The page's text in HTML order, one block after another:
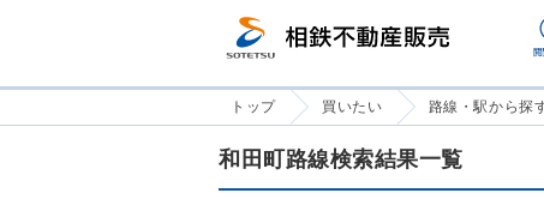
トップ 買いたい 路線・駅から探
和田町路線検索結果一覧